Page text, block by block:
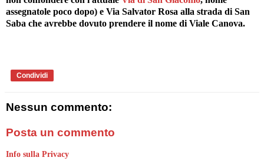
assegnatole poco dopo) e Via Salvator Rosa alla strada di San
Saba che avrebbe dovuto prendere il nome di Viale Canova.
Condividi
Nessun commento:
Posta un commento
Info sulla Privacy